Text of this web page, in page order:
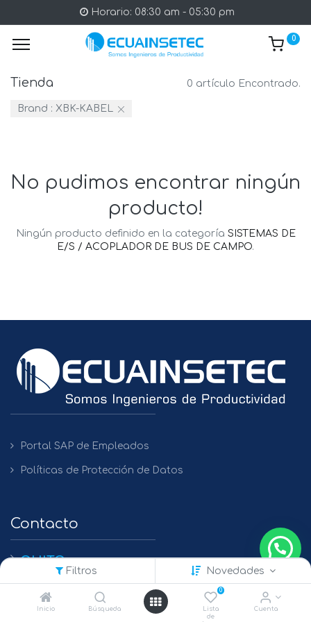
Filtros Novedades
Inicio Búsqueda
0
Lista
de
Cuenta
Horario: 08:30 am - 05:30 pm
0
Tienda 0 artículo Encontrado.
Brand : XBK-KABEL
No pudimos encontrar ningún
producto!
Ningún producto definido en la categoría SISTEMAS DE
E/S / ACOPLADOR DE BUS DE CAMPO.
Portal SAP de Empleados
Políticas de Protección de Datos
Contacto
QUITO
+(593) 2 450475 / 2269 148 / 2261 979
GUAYAQUIL